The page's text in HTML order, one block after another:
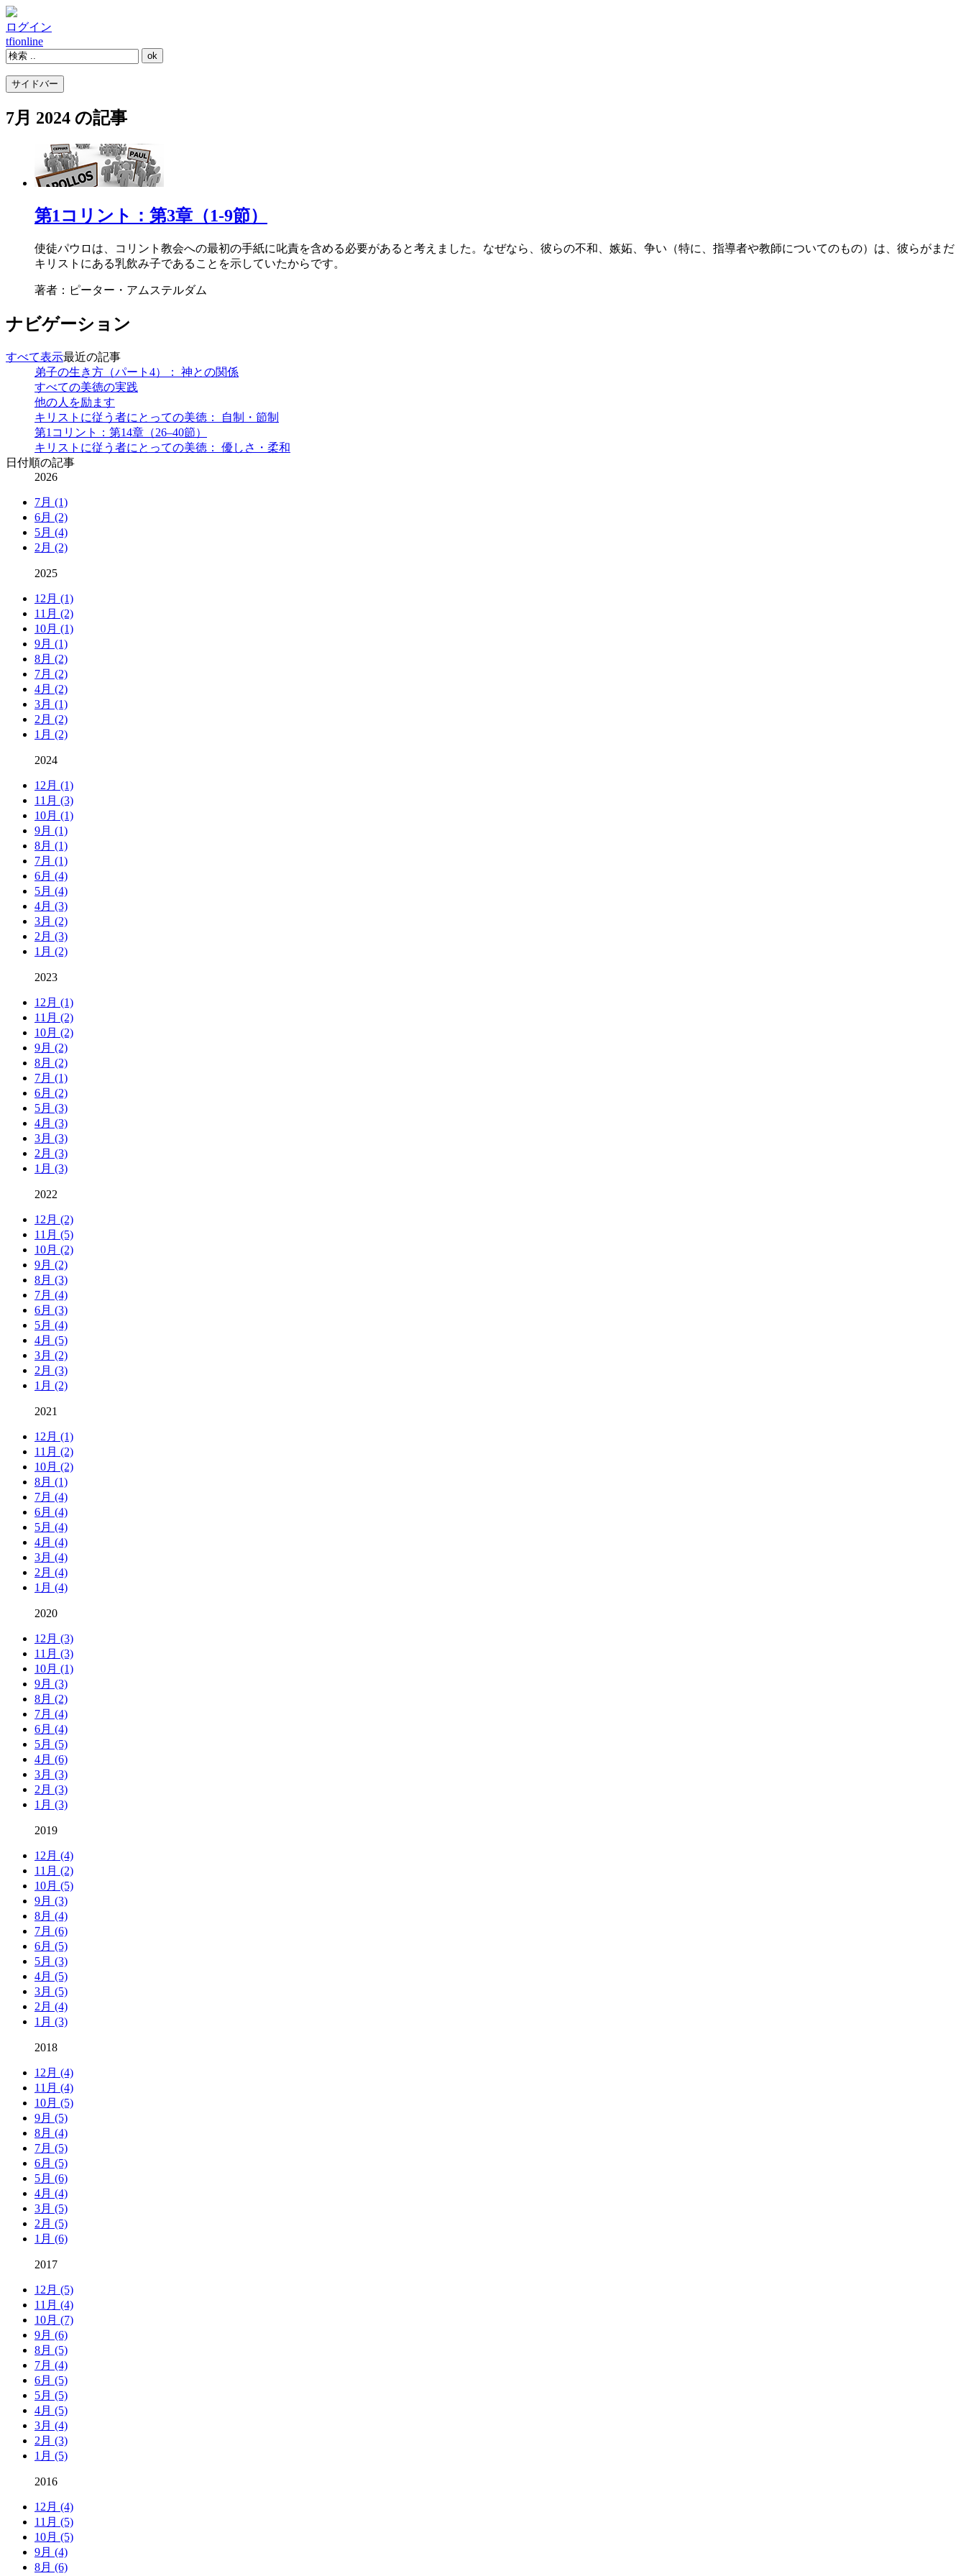
ログイン
tfionline
サイドバー
7月 2024 の記事
第1コリント：第3章（1-9節）
使徒パウロは、コリント教会への最初の手紙に叱責を含める必要があると考えました。なぜなら、彼らの不和、嫉妬、争い（特に、指導者や教師についてのもの）は、彼らがまだ
キリストにある乳飲み子であることを示していたからです。
著者：ピーター・アムステルダム
ナビゲーション
すべて表示最近の記事
弟子の生き方（パート4）： 神との関係
すべての美徳の実践
他の人を励ます
キリストに従う者にとっての美徳： 自制・節制
第1コリント：第14章（26–40節）
キリストに従う者にとっての美徳： 優しさ・柔和
日付順の記事
2026
7月 (1)
6月 (2)
5月 (4)
2月 (2)
2025
12月 (1)
11月 (2)
10月 (1)
9月 (1)
8月 (2)
7月 (2)
4月 (2)
3月 (1)
2月 (2)
1月 (2)
2024
12月 (1)
11月 (3)
10月 (1)
9月 (1)
8月 (1)
7月 (1)
6月 (4)
5月 (4)
4月 (3)
3月 (2)
2月 (3)
1月 (2)
2023
12月 (1)
11月 (2)
10月 (2)
9月 (2)
8月 (2)
7月 (1)
6月 (2)
5月 (3)
4月 (3)
3月 (3)
2月 (3)
1月 (3)
2022
12月 (2)
11月 (5)
10月 (2)
9月 (2)
8月 (3)
7月 (4)
6月 (3)
5月 (4)
4月 (5)
3月 (2)
2月 (3)
1月 (2)
2021
12月 (1)
11月 (2)
10月 (2)
8月 (1)
7月 (4)
6月 (4)
5月 (4)
4月 (4)
3月 (4)
2月 (4)
1月 (4)
2020
12月 (3)
11月 (3)
10月 (1)
9月 (3)
8月 (2)
7月 (4)
6月 (4)
5月 (5)
4月 (6)
3月 (3)
2月 (3)
1月 (3)
2019
12月 (4)
11月 (2)
10月 (5)
9月 (3)
8月 (4)
7月 (6)
6月 (5)
5月 (3)
4月 (5)
3月 (5)
2月 (4)
1月 (3)
2018
12月 (4)
11月 (4)
10月 (5)
9月 (5)
8月 (4)
7月 (5)
6月 (5)
5月 (6)
4月 (4)
3月 (5)
2月 (5)
1月 (6)
2017
12月 (5)
11月 (4)
10月 (7)
9月 (6)
8月 (5)
7月 (4)
6月 (5)
5月 (5)
4月 (5)
3月 (4)
2月 (3)
1月 (5)
2016
12月 (4)
11月 (5)
10月 (5)
9月 (4)
8月 (6)